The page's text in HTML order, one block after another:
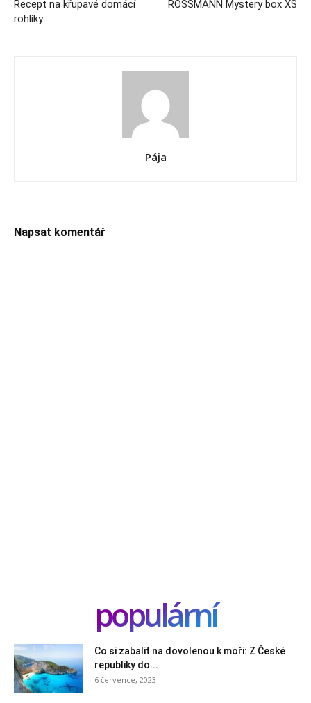
Recept na křupavé domácí
rohlíky
ROSSMANN Mystery box XS
Pája
Napsat komentář
populární
Co si zabalit na dovolenou k moři: Z České
republiky do...
6 července, 2023